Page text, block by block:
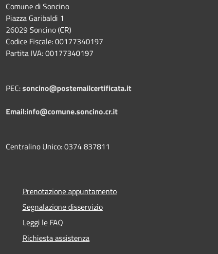
Comune di Soncino
Piazza Garibaldi 1
26029 Soncino (CR)
Codice Fiscale: 00177340197
Partita IVA: 00177340197
PEC:soncino@postemailcertificata.it
Email:info@comune.soncino.cr.it
Centralino Unico: 0374 837811
Prenotazione appuntamento
Segnalazione disservizio
Leggi le FAQ
Richiesta assistenza